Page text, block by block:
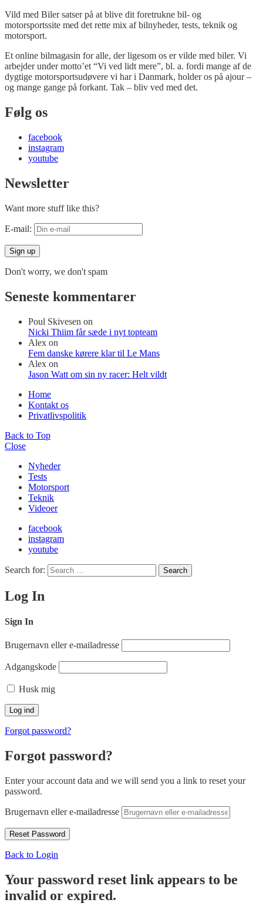
Vild med Biler satser på at blive dit foretrukne bil- og
motorsportssite med det rette mix af bilnyheder, tests, teknik og
motorsport.
Et online bilmagasin for alle, der ligesom os er vilde med biler. Vi
arbejder under motto’et “Vi ved lidt mere”, bl. a. fordi mange af de
dygtige motorsportsudøvere vi har i Danmark, holder os på ajour –
og mange gange på forkant. Tak – bliv ved med det.
Følg os
facebook
instagram
youtube
Newsletter
Want more stuff like this?
E-mail:
Don't worry, we don't spam
Seneste kommentarer
Poul Skivesen on
Nicki Thiim får sæde i nyt topteam
Alex on
Fem danske kørere klar til Le Mans
Alex on
Jason Watt om sin ny racer: Helt vildt
Home
Kontakt os
Privatlivspolitik
Back to Top
Close
Nyheder
Tests
Motorsport
Teknik
Videoer
facebook
instagram
youtube
Search for: Search
Log In
Sign In
Brugernavn eller e-mailadresse
Adgangskode
Husk mig
Forgot password?
Forgot password?
Enter your account data and we will send you a link to reset your
password.
Brugernavn eller e-mailadresse
Back to Login
Your password reset link appears to be
invalid or expired.